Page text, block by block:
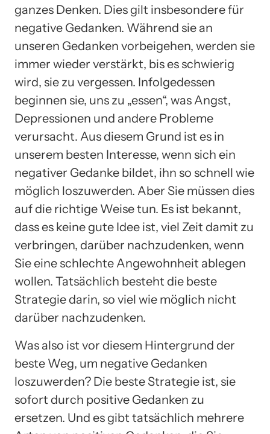
ganzes Denken. Dies gilt insbesondere für
negative Gedanken. Während sie an
unseren Gedanken vorbeigehen, werden sie
immer wieder verstärkt, bis es schwierig
wird, sie zu vergessen. Infolgedessen
beginnen sie, uns zu „essen“, was Angst,
Depressionen und andere Probleme
verursacht. Aus diesem Grund ist es in
unserem besten Interesse, wenn sich ein
negativer Gedanke bildet, ihn so schnell wie
möglich loszuwerden. Aber Sie müssen dies
auf die richtige Weise tun. Es ist bekannt,
dass es keine gute Idee ist, viel Zeit damit zu
verbringen, darüber nachzudenken, wenn
Sie eine schlechte Angewohnheit ablegen
wollen. Tatsächlich besteht die beste
Strategie darin, so viel wie möglich nicht
darüber nachzudenken.
Was also ist vor diesem Hintergrund der
beste Weg, um negative Gedanken
loszuwerden? Die beste Strategie ist, sie
sofort durch positive Gedanken zu
ersetzen. Und es gibt tatsächlich mehrere